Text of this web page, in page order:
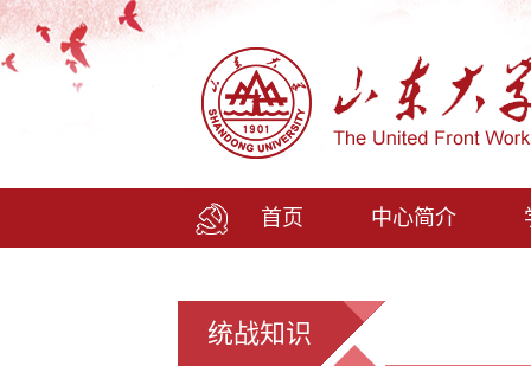
首页 中心简介
统战知识